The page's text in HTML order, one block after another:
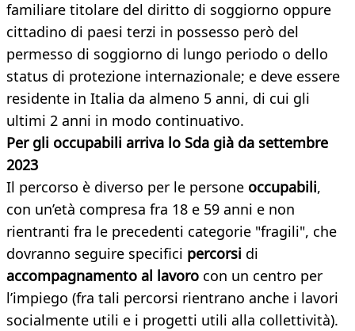
familiare titolare del diritto di soggiorno oppure
cittadino di paesi terzi in possesso però del
permesso di soggiorno di lungo periodo o dello
status di protezione internazionale; e deve essere
residente in Italia da almeno 5 anni, di cui gli
ultimi 2 anni in modo continuativo.
Per gli occupabili arriva lo Sda già da settembre
2023
Il percorso è diverso per le persone occupabili,
con un’età compresa fra 18 e 59 anni e non
rientranti fra le precedenti categorie "fragili", che
dovranno seguire specifici percorsi di
accompagnamento al lavoro con un centro per
l’impiego (fra tali percorsi rientrano anche i lavori
socialmente utili e i progetti utili alla collettività).